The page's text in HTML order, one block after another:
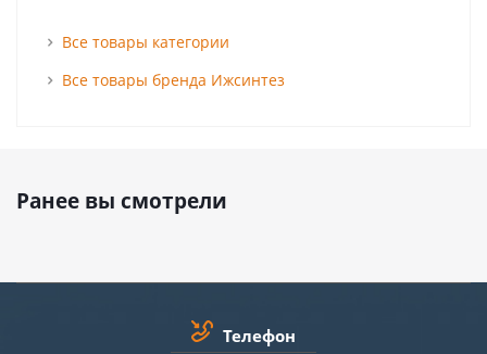
Все товары категории
Все товары бренда Ижсинтез
Ранее вы смотрели
Телефон